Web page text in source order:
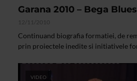
Garana 2010 – Bega
12/11/2010
Continuand biografia formatiei, de
prin proiectele inedite si initiativele
VIDEO